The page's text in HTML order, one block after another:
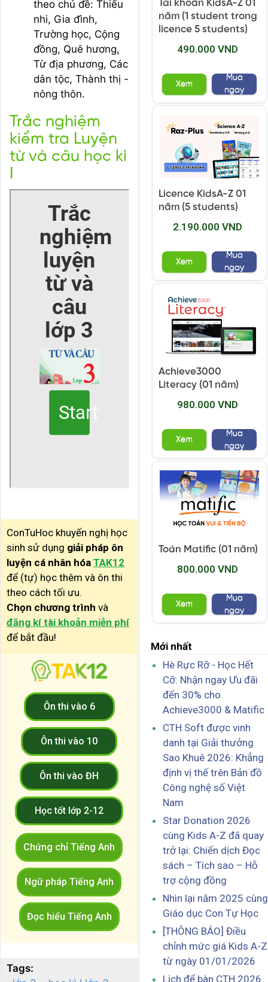
theo chủ đề: Thiếu
nhi, Gia đình,
Trường học, Cộng
đồng, Quê hương,
Từ địa phương, Các
dân tộc, Thành thị -
nông thôn.
Trắc nghiệm
kiểm tra Luyện
từ và câu học kì
I
ConTuHoc khuyến nghị học
sinh sử dụng giải pháp ôn
luyện cá nhân hóa TAK12
để (tự) học thêm và ôn thi
theo cách tối ưu.
Chọn chương trình và
đăng kí tài khoản miễn phí
để bắt đầu!
Ôn thi vào 6
Ôn thi vào 10
Ôn thi vào ĐH
Học tốt lớp 2-12
Chứng chỉ Tiếng Anh
Ngữ pháp Tiếng Anh
Đọc hiểu Tiếng Anh
Tags:
Tài khoản KidsA-Z 01
năm (1 student trong
licence 5 students)
490.000 VND
Xem
Mua
ngay
Licence KidsA-Z 01
năm (5 students)
2.190.000 VND
Xem
Mua
ngay
Achieve3000
Literacy (01 năm)
980.000 VND
Xem
Mua
ngay
Toán Matific (01 năm)
800.000 VND
Xem
Mua
ngay
Mới nhất
Hè Rực Rỡ - Học Hết
Cỡ: Nhận ngay Ưu đãi
đến 30% cho
Achieve3000 & Matific
CTH Soft được vinh
danh tại Giải thưởng
Sao Khuê 2026: Khẳng
định vị thế trên Bản đồ
Công nghệ số Việt
Nam
Star Donation 2026
cùng Kids A-Z đã quay
trở lại: Chiến dịch Đọc
sách – Tích sao – Hỗ
trợ cộng đồng
Nhìn lại năm 2025 cùng
Giáo dục Con Tự Học
[THÔNG BÁO] Điều
chỉnh mức giá Kids A-Z
từ ngày 01/01/2026
Lịch để bàn CTH 2026